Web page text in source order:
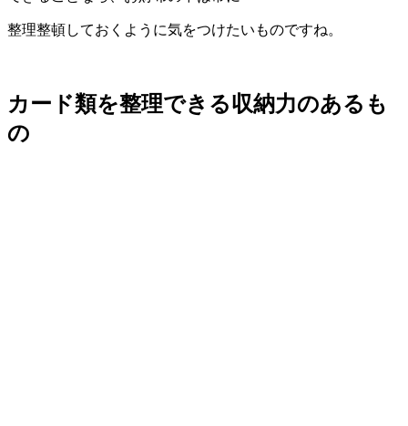
整理整頓しておくように気をつけたいものですね。
カード類を整理できる収納力のあるも
の